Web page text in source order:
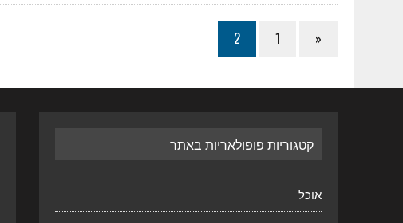
«
1
2
קטגוריות פופולאריות באתר
אוכל